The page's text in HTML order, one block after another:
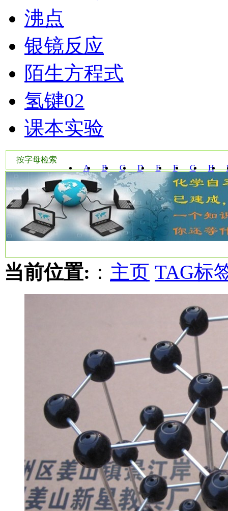
沸点
银镜反应
陌生方程式
氢键02
课本实验
按字母检索
A
B C D E F G H
W Y
当前位置: ： 主页 TAG标